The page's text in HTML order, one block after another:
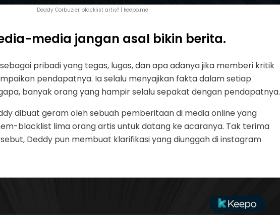
Deddy Corbuzier blacklist artis? | keepo.me
media jangan asal bikin berita.
pribadi yang tegas, lugas, dan apa adanya jika memberi kritik
pendapatnya. Ia selalu menyajikan fakta dalam setiap
banyak orang yang hampir selalu sepakat dengan pendapatnya.
dibuat geram oleh sebuah pemberitaan di media online yang
blacklist lima orang artis untuk datang ke acaranya. Tak terima
Deddy pun membuat klarifikasi yang diunggah di instagram